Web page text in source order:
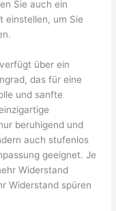
Sie auch ein
einstellen, um Sie
über ein
das für eine
und sanfte
beruhigend und
auch stufenlos
geeignet. Je
Widerstand
Widerstand spüren